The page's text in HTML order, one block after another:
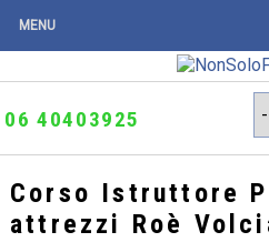
06 40403925
Corso Istruttore
attrezzi Roè
MENU